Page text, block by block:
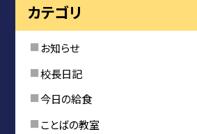
カテゴリ
お知らせ
校長日記
今日の給食
ことばの教室